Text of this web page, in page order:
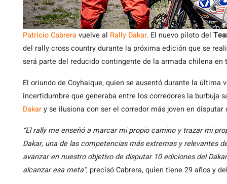
Patricio Cabrera vuelve al Rally Dakar. El nuevo piloto del
del rally cross country durante la próxima edición que se
será parte del reducido contingente de la armada chilena en
El oriundo de Coyhaique, quien se ausentó durante la
incertidumbre que generaba entre los corredores la burbuja
Dakary se ilusiona con ser el corredor más joven en disputar
“El rally me enseñó a marcar mi propio camino y trazar mi
Dakar, una de las competencias más extremas y relevantes
avanzar en nuestro objetivo de disputar 10 ediciones del
alcanzar esa meta”, precisó Cabrera, quien tiene 29 años y